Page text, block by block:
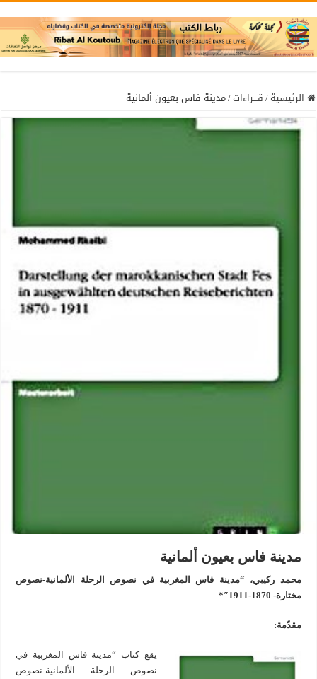
الرئيسية/قـــراءات/مدينة فاس بعيون ألمانية
مدينة فاس بعيون ألمانية
محمد ركيبي، “مدينة فاس المغربية في نصوص الرحلة الألمانية-نصوص
مختارة- 1870-1911″
*
مقدّمة:
يقع كتاب “مدينة فاس المغربية في
نصوص الرحلة الألمانية-نصوص